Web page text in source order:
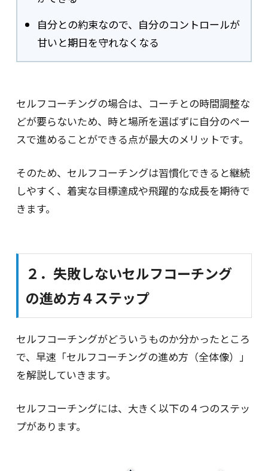
自分との約束なので、自分のコントロールが
甘いと期日を守れなくなる
セルフコーチングの場合は、コーチとの時間調整な
どが要らないため、時と場所を選ばずに自分のペー
スで進めることができる点が最大のメリットです。
そのため、セルフコーチングは習慣化できると継続
しやすく、着実な目標達成や飛躍的な成長を期待で
きます。
２．失敗しないセルフコーチング
の進め方４ステップ
セルフコーチングがどういうものか分かったところ
で、早速「セルフコーチングの進め方（全体像）」
を解説していきます。
セルフコーチングには、大きく以下の４つのステッ
プがあります。